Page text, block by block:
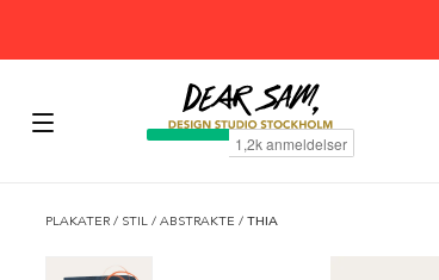
PLAKATER / STIL / ABSTRAKTE / THIA